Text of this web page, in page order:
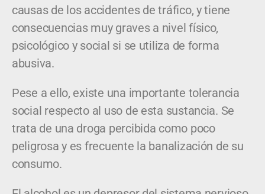
causas de los accidentes de tráfico, y tiene
consecuencias muy graves a nivel físico,
psicológico y social si se utiliza de forma
abusiva.
Pese a ello, existe una importante tolerancia
social respecto al uso de esta sustancia. Se
trata de una droga percibida como poco
peligrosa y es frecuente la banalización de su
consumo.